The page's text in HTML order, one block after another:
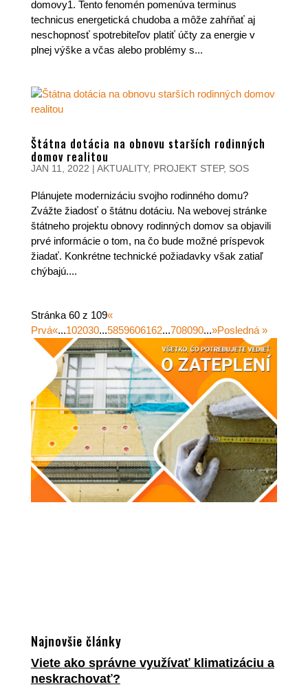
domovy1. Tento fenomén pomenúva terminus
technicus energetická chudoba a môže zahŕňať aj
neschopnosť spotrebiteľov platiť účty za energie v
plnej výške a včas alebo problémy s...
Štátna dotácia na obnovu starších rodinných
domov realitou
JAN 11, 2022 | AKTUALITY, PROJEKT STEP, SOS
Plánujete modernizáciu svojho rodinného domu?
Zvážte žiadosť o štátnu dotáciu. Na webovej stránke
štátneho projektu obnovy rodinných domov sa objavili
prvé informácie o tom, na čo bude možné príspevok
žiadať. Konkrétne technické požiadavky však zatiaľ
chýbajú....
Stránka 60 z 109«
Prvá«...102030...5859606162...708090...»Posledná »
Najnovšie články
Viete ako správne využívať klimatizáciu a
neskrachovať?